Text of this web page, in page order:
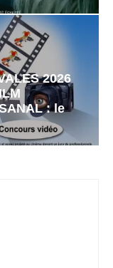
2026
: le